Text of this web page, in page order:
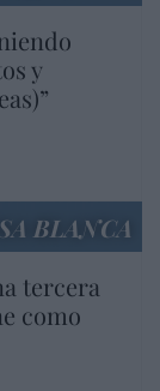
y
BLANCA
tercera
como